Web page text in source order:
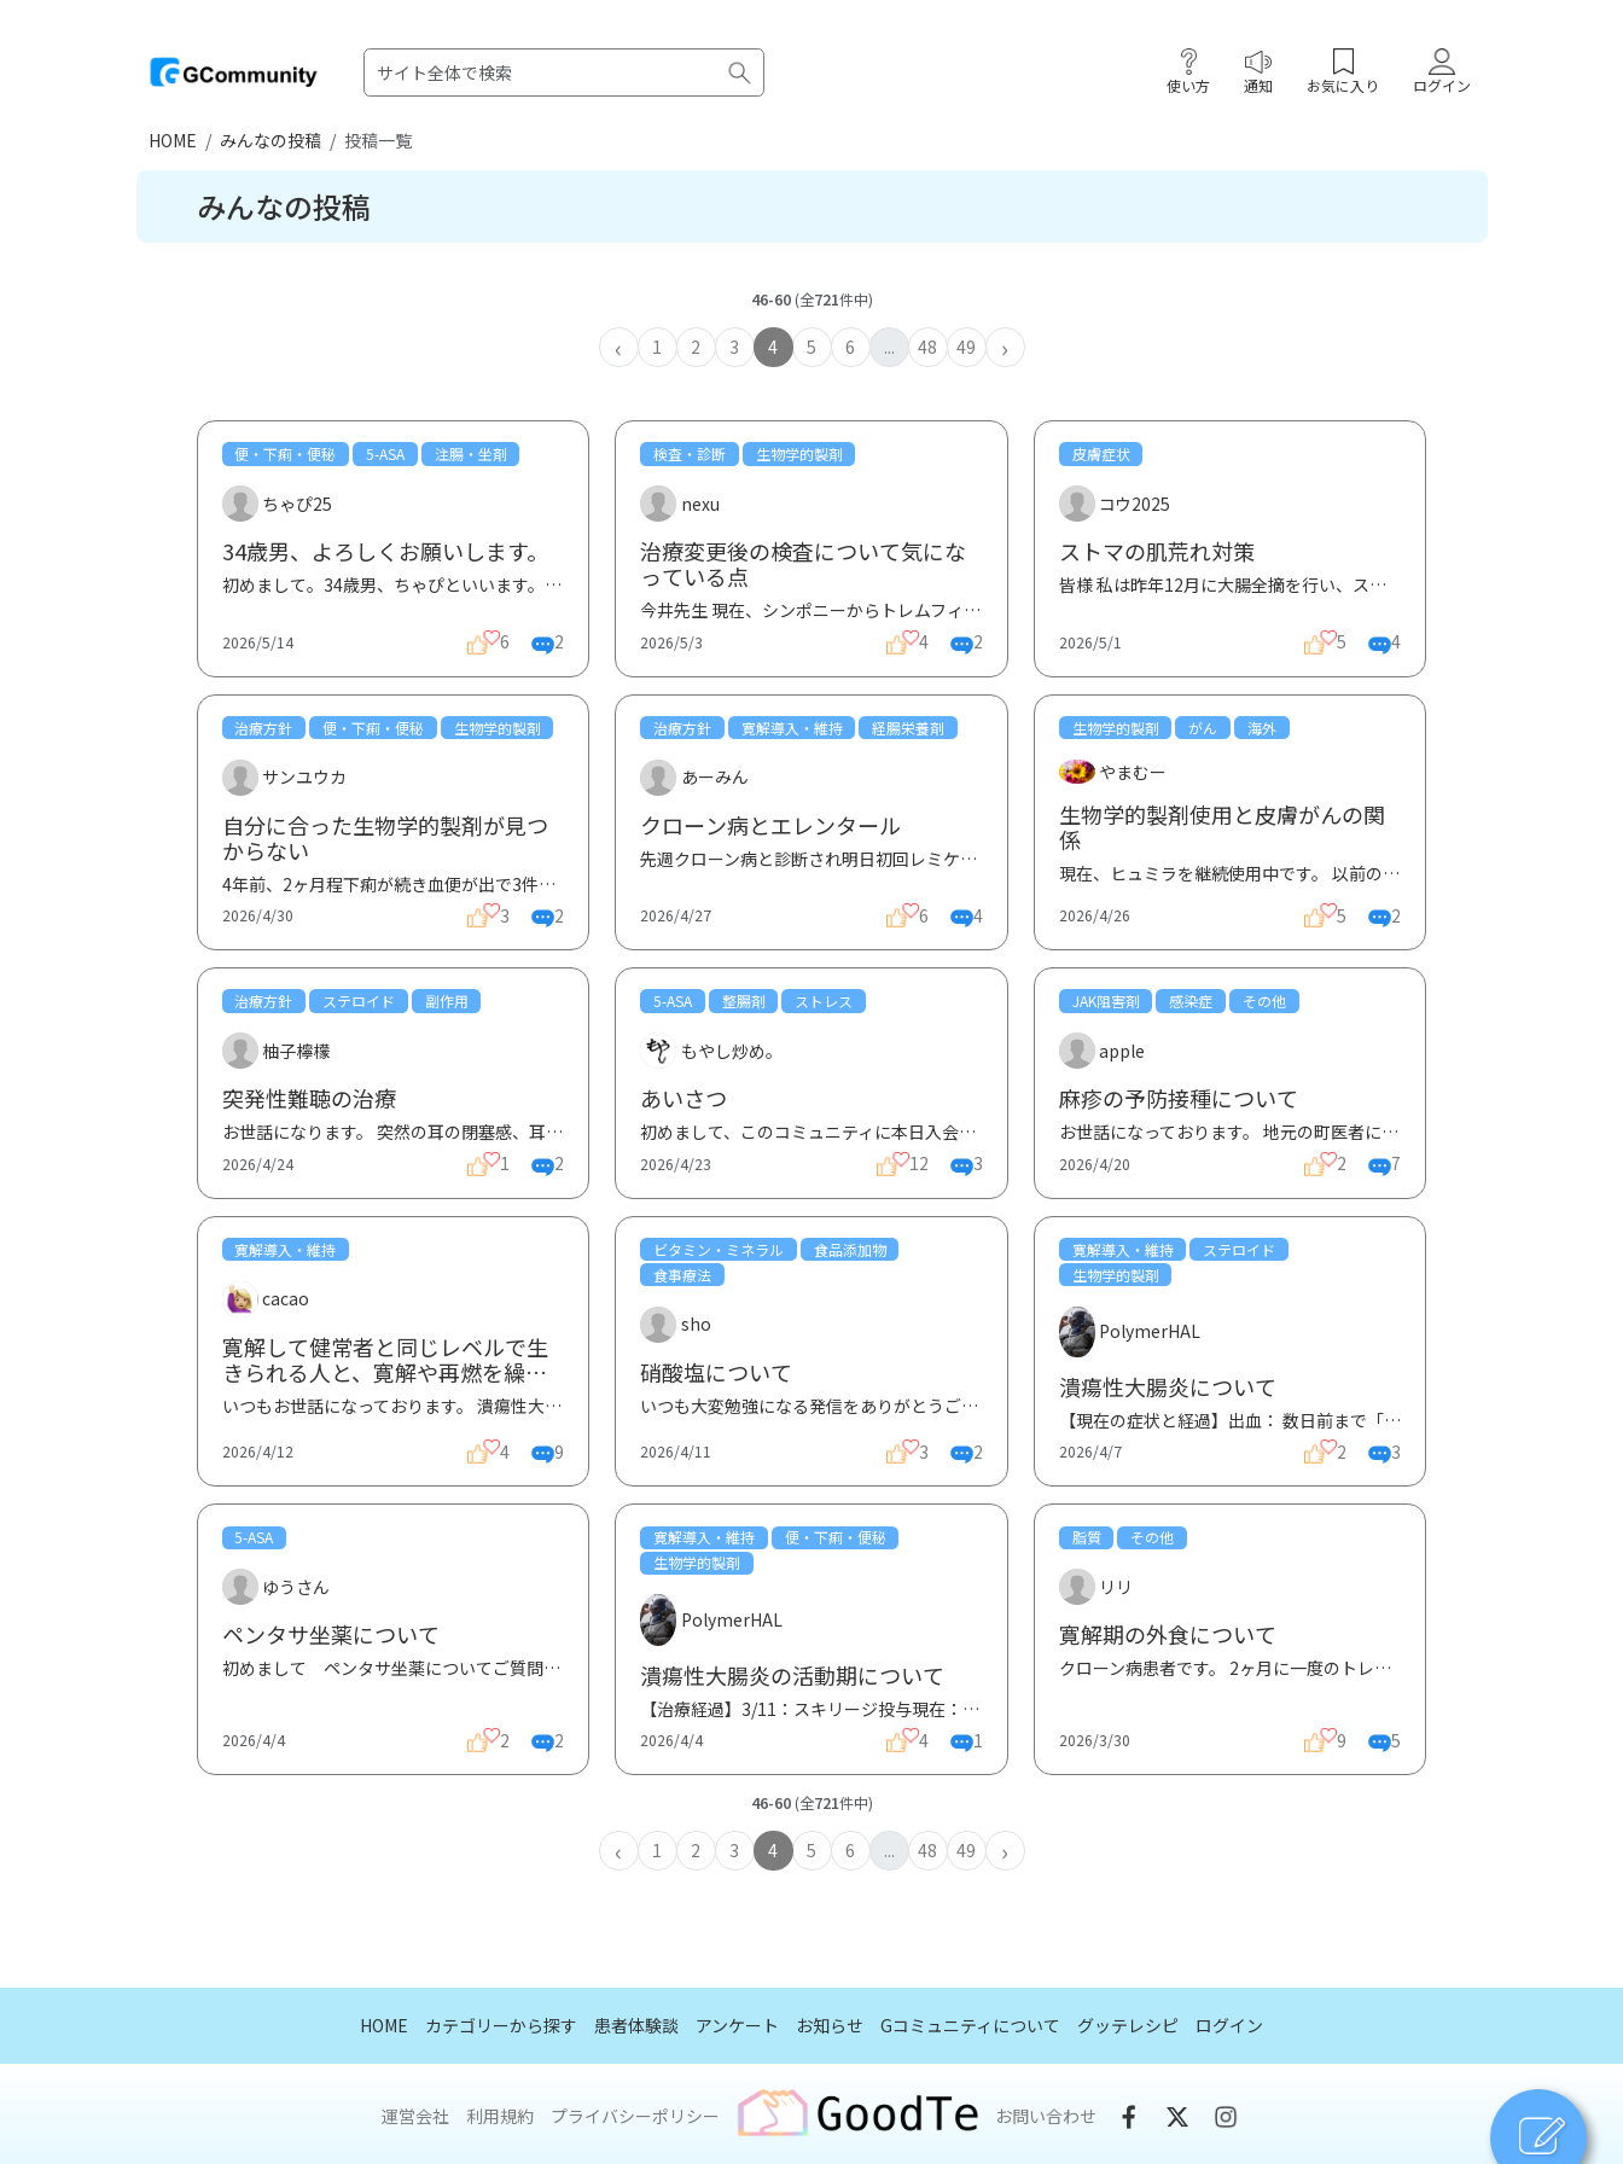
使い方 通知 お気に入り ログイン
HOME みんなの投稿 投稿一覧
みんなの投稿
46-60(全721件中)
‹ 1 2 3 4 5 6 ... 48 49 ›
便・下痢・便秘 5-ASA 注腸・坐剤
ちゃぴ25
34歳男、よろしくお願いします。
初めまして。34歳男、ちゃぴといいます。 2026年4月から、便表面に血がつき、お尻を拭いたトイレットペ...
2026/5/14 6 2
検査・診断 生物学的製剤
nexu
治療変更後の検査について気にな
っている点
今井先生 現在、シンポニーからトレムフィアに切り替えて治療を行っています。 シンポニーを使用して...
2026/5/3 4 2
皮膚症状
コウ2025
ストマの肌荒れ対策
皆様 私は昨年12月に大腸全摘を行い、ストマ生活をしています。 ストマで肌荒れ（赤いぶつぶつ）がで...
2026/5/1 5 4
治療方針 便・下痢・便秘 生物学的製剤
サンユウカ
自分に合った生物学的製剤が見つ
からない
4年前、2ヶ月程下痢が続き血便が出で3件目の個人病院で検査した結果潰瘍性大腸炎と診断されました。セカ...
2026/4/30 3 2
治療方針 寛解導入・維持 経腸栄養剤
あーみん
クローン病とエレンタール
先週クローン病と診断され明日初回レミケードをやります。 それで良ければ食事が開始になるのですが、...
2026/4/27 6 4
生物学的製剤 がん 海外
やまむー
生物学的製剤使用と皮膚がんの関
係
現在、ヒュミラを継続使用中です。 以前の定期検診の際に担当PAにチラッと言われたことが気にかかって...
2026/4/26 5 2
治療方針 ステロイド 副作用
柚子檸檬
突発性難聴の治療
お世話になります。 突然の耳の閉塞感、耳鳴りで、耳鼻科を受診したところ、低い音が聞きにくくなって...
2026/4/24 1 2
5-ASA 整腸剤 ストレス
もやし炒め。
あいさつ
初めまして、このコミュニティに本日入会しました。自己紹介と現在の心境など書かせていただきます。 ...
2026/4/23 12 3
JAK阻害剤 感染症 その他
apple
麻疹の予防接種について
お世話になっております。 地元の町医者にて、麻疹の予防接種を受けようか検討しています。理由としま...
2026/4/20 2 7
寛解導入・維持
cacao
寛解して健常者と同じレベルで生
きられる人と、寛解や再燃を繰り
返す人の割合
いつもお世話になっております。 潰瘍性大腸炎を患っているのですが、 潰瘍性大腸炎を発症した人でも...
2026/4/12 4 9
ビタミン・ミネラル
食品添加物
食事療法
sho
硝酸塩について
いつも大変勉強になる発信をありがとうございます。 本日は食品添加物について宮﨑先生にご質問がござ...
2026/4/11 3 2
寛解導入・維持
ステロイド
生物学的製剤
PolymerHAL
潰瘍性大腸炎について
​【現在の症状と経過】 ​出血： 数日前まで「出し切った後に血が混ざる・付着する」状態だったが、食事...
2026/4/7 2 3
5-ASA
ゆうさん
ペンタサ坐薬について
初めまして ペンタサ坐薬についてご質問させていただきます。先日少量の出血があり、軟便から普通便で...
2026/4/4 2 2
寛解導入・維持
便・下痢・便秘
生物学的製剤
PolymerHAL
潰瘍性大腸炎の活動期について
​【治療経過】 ​3/11：スキリージ投与 ​現在：レクタブルを1日2回使用中 ​【現在の状態】 ​良くなっ...
2026/4/4 4 1
脂質 その他
リリ
寛解期の外食について
クローン病患者です。 2ヶ月に一度のトレムフィアとペンタサ顆粒、エレンタールは飲めれば1日一包頑張...
2026/3/30 9 5
46-60(全721件中)
‹ 1 2 3 4 5 6 ... 48 49 ›
HOME カテゴリーから探す 患者体験談 アンケート お知らせ Gコミュニティについて グッテレシピ ログイン
運営会社 利用規約 プライバシーポリシー
GoodTe
お問い合わせ